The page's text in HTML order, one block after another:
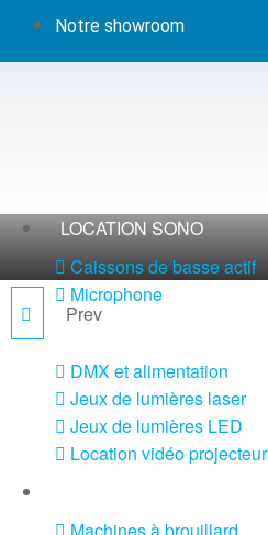
Notre showroom
LOCATION SONO
Caissons de basse actif
Microphone
DMX et alimentation
Jeux de lumières laser
Jeux de lumières LED
Location vidéo projecteur
Prev